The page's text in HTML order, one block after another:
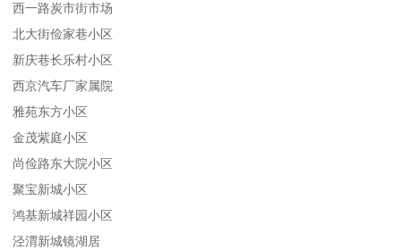
西一路炭市街市场
北大街俭家巷小区
新庆巷长乐村小区
西京汽车厂家属院
雅苑东方小区
金茂紫庭小区
尚俭路东大院小区
聚宝新城小区
鸿基新城祥园小区
泾渭新城镜湖居